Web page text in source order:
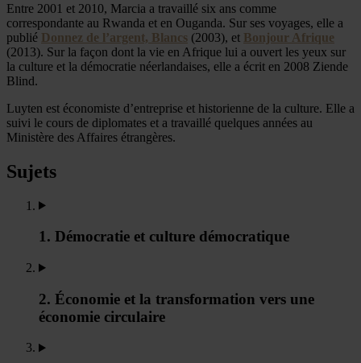
Entre 2001 et 2010, Marcia a travaillé six ans comme
correspondante au Rwanda et en Ouganda. Sur ses voyages, elle a
publié Donnez de l’argent, Blancs (2003), et Bonjour Afrique
(2013). Sur la façon dont la vie en Afrique lui a ouvert les yeux sur
la culture et la démocratie néerlandaises, elle a écrit en 2008 Ziende
Blind.
Luyten est économiste d’entreprise et historienne de la culture. Elle a
suivi le cours de diplomates et a travaillé quelques années au
Ministère des Affaires étrangères.
Sujets
1. Démocratie et culture démocratique
2. Économie et la transformation vers une
économie circulaire